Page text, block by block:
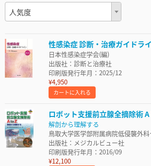
人気度
性感染症 診断・治療ガイドラ
日本性感染症学会(編)
出版社：診断と治療社
印刷版発行年月：2025/12
¥4,950
カートに入れる
ロボット支援前立腺全摘除術
解剖から理解する
鳥取大学医学部附属病院低侵襲外
出版社：メジカルビュー社
印刷版発行年月：2016/09
¥12,100